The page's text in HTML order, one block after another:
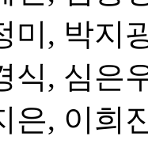
미, 박지
식, 심은
은, 이희